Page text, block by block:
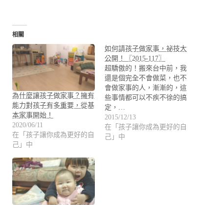
相關
為什麼讓孩子做家事？擁有
能力對孩子有多重要，從基
本家事開始！
2020/06/11
在「孩子讓你成為更好的自
己」中
如何請孩子做家事，祕技大
公開！〖2015-117〗
超驕傲的！搬來台中前，我
還是個完全不會做菜，也不
會做家事的人，漸漸的，這
些事情都可以不疾不徐的搞
定，…
2015/12/13
在「孩子讓你成為更好的自
己」中